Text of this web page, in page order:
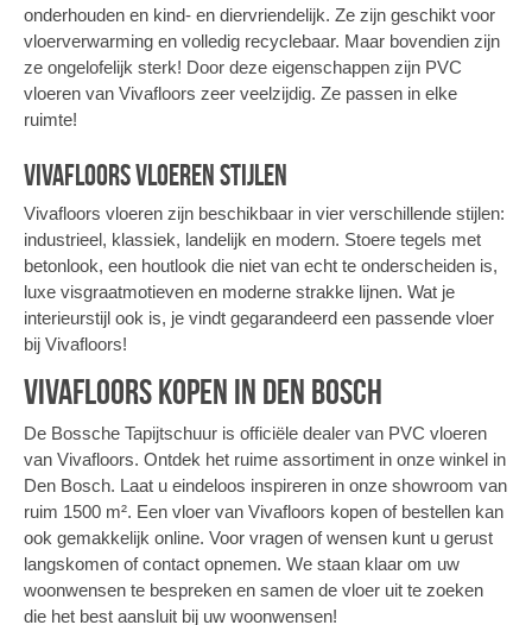
onderhouden en kind- en diervriendelijk. Ze zijn geschikt voor
vloerverwarming en volledig recyclebaar. Maar bovendien zijn
ze ongelofelijk sterk! Door deze eigenschappen zijn PVC
vloeren van Vivafloors zeer veelzijdig. Ze passen in elke
ruimte!
Vivafloors vloeren stijlen
Vivafloors vloeren zijn beschikbaar in vier verschillende stijlen:
industrieel, klassiek, landelijk en modern. Stoere tegels met
betonlook, een houtlook die niet van echt te onderscheiden is,
luxe visgraatmotieven en moderne strakke lijnen. Wat je
interieurstijl ook is, je vindt gegarandeerd een passende vloer
bij Vivafloors!
Vivafloors kopen in Den Bosch
De Bossche Tapijtschuur is officiële dealer van PVC vloeren
van Vivafloors. Ontdek het ruime assortiment in onze winkel in
Den Bosch. Laat u eindeloos inspireren in onze showroom van
ruim 1500 m². Een vloer van Vivafloors kopen of bestellen kan
ook gemakkelijk online. Voor vragen of wensen kunt u gerust
langskomen of contact opnemen. We staan klaar om uw
woonwensen te bespreken en samen de vloer uit te zoeken
die het best aansluit bij uw woonwensen!